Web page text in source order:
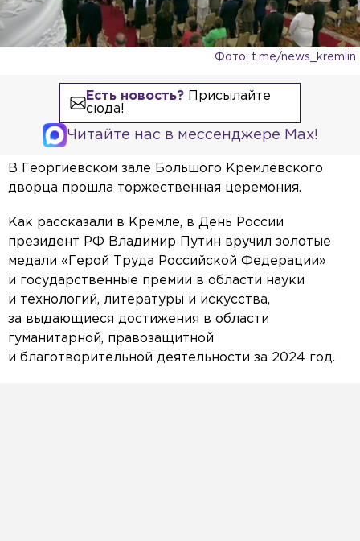
Фото: t.me/news_kremlin
Есть новость?Присылайте
сюда!
Читайте нас в мессенджере Max!
В Георгиевском зале Большого Кремлёвского
дворца прошла торжественная церемония.
Как рассказали в Кремле, в День России
президент РФ Владимир Путин вручил золотые
медали «Герой Труда Российской Федерации»
и государственные премии в области науки
и технологий, литературы и искусства,
за выдающиеся достижения в области
гуманитарной, правозащитной
и благотворительной деятельности за 2024 год.